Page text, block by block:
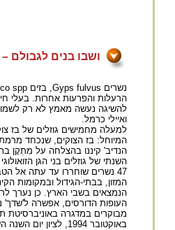
ושבו בנים לגבולם
להשיגה נעשה מאמץ לא רק לשמור
ואיילי כרמל.
למעלה מחמישים גוזלים של בז
הנדיב' קיננו בהצלחה על מִתְקָן
השנתי של גוזלים בני הגן
47 נשרים שוחררו עד עתה
המזון, בבתי-הגידול ובמקומות
הנמצאים בשבי הארץ. כן נערך
העופות הדורסים, אפשרה ל'שדך'
מבוקרים במדגרה באוניברסיטת
באוקטובר 1994,